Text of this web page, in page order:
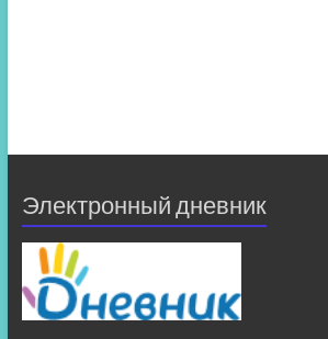
Электронный дневник